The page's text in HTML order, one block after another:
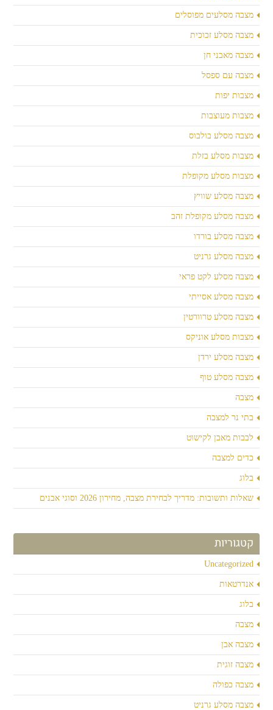
מצבה מסלעים מפוסלים
מצבה מסלע זכוכית
מצבה מאבני חן
מצבה עם ספסל
מצבות יפות
מצבות מעוצבות
מצבה מסלע בולבוס
מצבות מסלע בזלת
מצבות מסלע מקופלת
מצבה מסלע שוויץ
מצבה מסלע מקופלת זהב
מצבה מסלע בורדו
מצבה מסלע גרניט
מצבה מסלע לקט פראי
מצבה מסלע אסייתי
מצבה מסלע טרוורטין
מצבות מסלע אוניקס
מצבה מסלע ירדן
מצבה מסלע טוף
מצבה
בתי נר למצבה
לבבות מאבן לקישוט
כדים למצבה
בלוג
שאלות ותשובות: מדריך לבחירת מצבה, מחירון 2026 וסוגי אבנים
קטגוריות
Uncategorized
אנדרטאות
בלוג
מצבה
מצבה אבן
מצבה זוגית
מצבה כפולה
מצבה מסלע גרניט